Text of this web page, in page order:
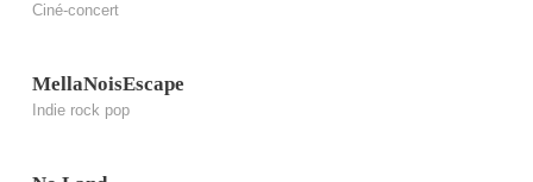
Ciné-concert
MellaNoisEscape
Indie rock pop